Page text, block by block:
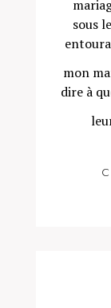
sous
mon
dire à